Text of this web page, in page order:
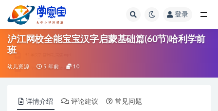
登录
沪江网校全能宝宝汉字启蒙基础篇(60节)哈利学前
班
幼儿资源 5 年前 10
详情介绍 评论建议 常见问题
全部